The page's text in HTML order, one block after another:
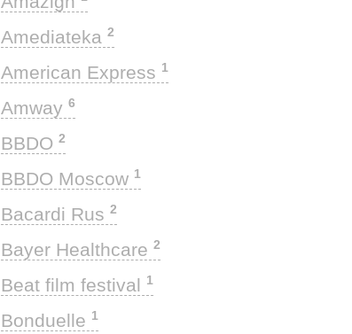
Amediateka 2
American Express 1
Amway 6
BBDO 2
BBDO Moscow 1
Bacardi Rus 2
Bayer Healthcare 2
Beat film festival 1
Bonduelle 1